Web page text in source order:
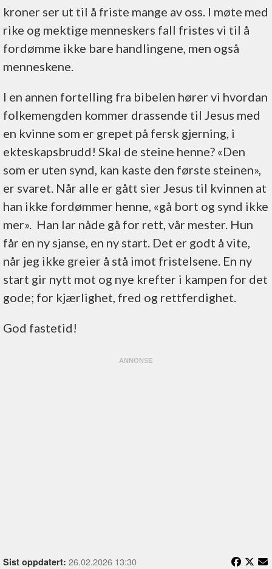
kroner ser ut til å friste mange av oss. I møte med
rike og mektige menneskers fall fristes vi til å
fordømme ikke bare handlingene, men også
menneskene.
I en annen fortelling fra bibelen hører vi hvordan
folkemengden kommer drassende til Jesus med
en kvinne som er grepet på fersk gjerning, i
ekteskapsbrudd! Skal de steine henne? «Den
som er uten synd, kan kaste den første steinen»,
er svaret. Når alle er gått sier Jesus til kvinnen at
han ikke fordømmer henne, «gå bort og synd ikke
mer». Han lar nåde gå for rett, vår mester. Hun
får en ny sjanse, en ny start. Det er godt å vite,
når jeg ikke greier å stå imot fristelsene. En ny
start gir nytt mot og nye krefter i kampen for det
gode; for kjærlighet, fred og rettferdighet.
God fastetid!
Sist oppdatert: 26.02.2026 13:30